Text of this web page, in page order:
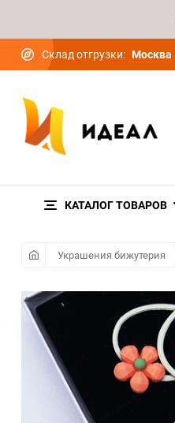
Склад отгрузки: Москва
КАТАЛОГ ТОВАРОВ
Украшения бижутерия